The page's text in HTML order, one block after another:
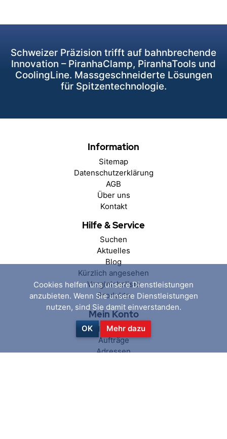
Schweizer Präzision trifft auf bahnbrechende
Innovation – PiranhaClamp, PiranhaTools und
CoolingLine. Massgeschneiderte Lösungen
für Spitzentechnologie.
Information
Sitemap
Datenschutzerklärung
AGB
Über uns
Kontakt
Hilfe & Service
Suchen
Aktuelles
Blog
Kürzlich angesehen
Vergleichsliste
Produkte
Mein Konto
Mein Konto
Aufträge
Adressen
Cookies helfen uns unsere Dienstleistungen
anzubieten. Wenn Sie unsere Dienstleistungen
nutzen, sind Sie damit einverstanden.
OK Mehr dazu